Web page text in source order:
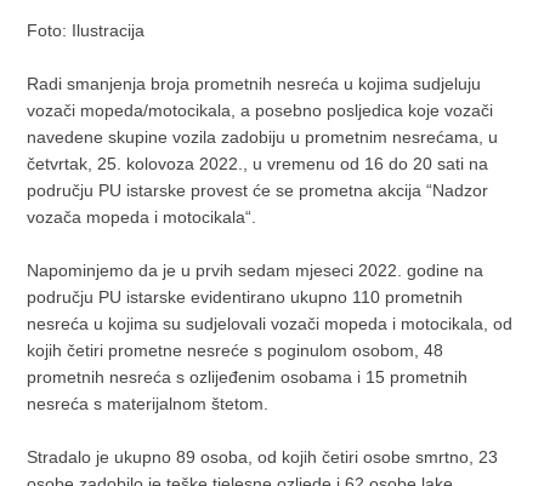
Foto: Ilustracija
Radi smanjenja broja prometnih nesreća u kojima sudjeluju
vozači mopeda/motocikala, a posebno posljedica koje vozači
navedene skupine vozila zadobiju u prometnim nesrećama, u
četvrtak, 25. kolovoza 2022., u vremenu od 16 do 20 sati na
području PU istarske provest će se prometna akcija “Nadzor
vozača mopeda i motocikala“.
Napominjemo da je u prvih sedam mjeseci 2022. godine na
području PU istarske evidentirano ukupno 110 prometnih
nesreća u kojima su sudjelovali vozači mopeda i motocikala, od
kojih četiri prometne nesreće s poginulom osobom, 48
prometnih nesreća s ozlijeđenim osobama i 15 prometnih
nesreća s materijalnom štetom.
Stradalo je ukupno 89 osoba, od kojih četiri osobe smrtno, 23